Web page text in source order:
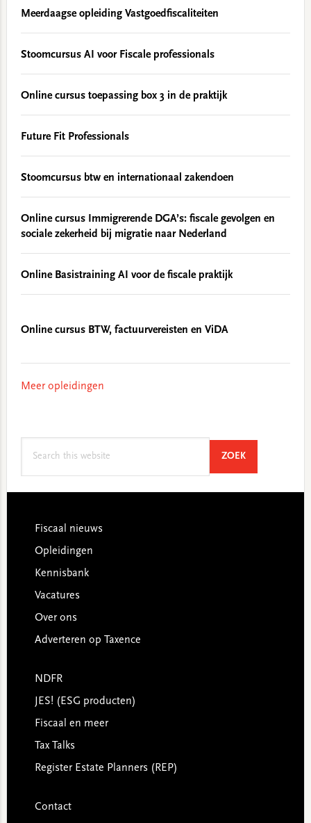
Meerdaagse opleiding Vastgoedfiscaliteiten
Stoomcursus AI voor Fiscale professionals
Online cursus toepassing box 3 in de praktijk
Future Fit Professionals
Stoomcursus btw en internationaal zakendoen
Online cursus Immigrerende DGA’s: fiscale gevolgen en
sociale zekerheid bij migratie naar Nederland
Online Basistraining AI voor de fiscale praktijk
Online cursus BTW, factuurvereisten en ViDA
Meer opleidingen
ZOEKSEARCH
Footer
Fiscaal nieuws
Opleidingen
Kennisbank
Vacatures
Over ons
Adverteren op Taxence
NDFR
JES! (ESG producten)
Fiscaal en meer
Tax Talks
Register Estate Planners (REP)
Contact